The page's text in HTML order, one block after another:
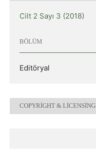
Cilt 2 Sayı 3 (2018)
BÖLÜM
Editöryal
COPYRIGHT & LICENSING